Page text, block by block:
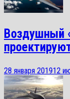
Воздушный
28 января 201912